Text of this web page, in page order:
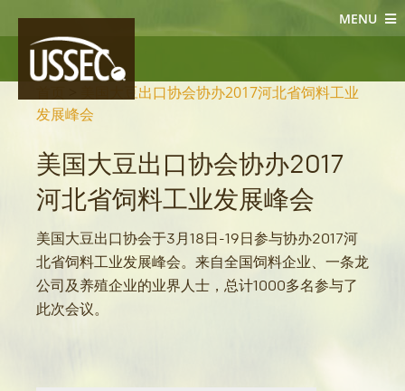
MENU
大豆新闻
美国大豆出口协会协办2017河北省饲料工业
发展峰会
美国大豆出口协会协办2017
河北省饲料工业发展峰会
美国大豆出口协会于3月18日-19日参与协办2017河
北省饲料工业发展峰会。来自全国饲料企业、一条龙
公司及养殖企业的业界人士，总计1000多名参与了
此次会议。